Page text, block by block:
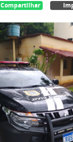
Compartilhar